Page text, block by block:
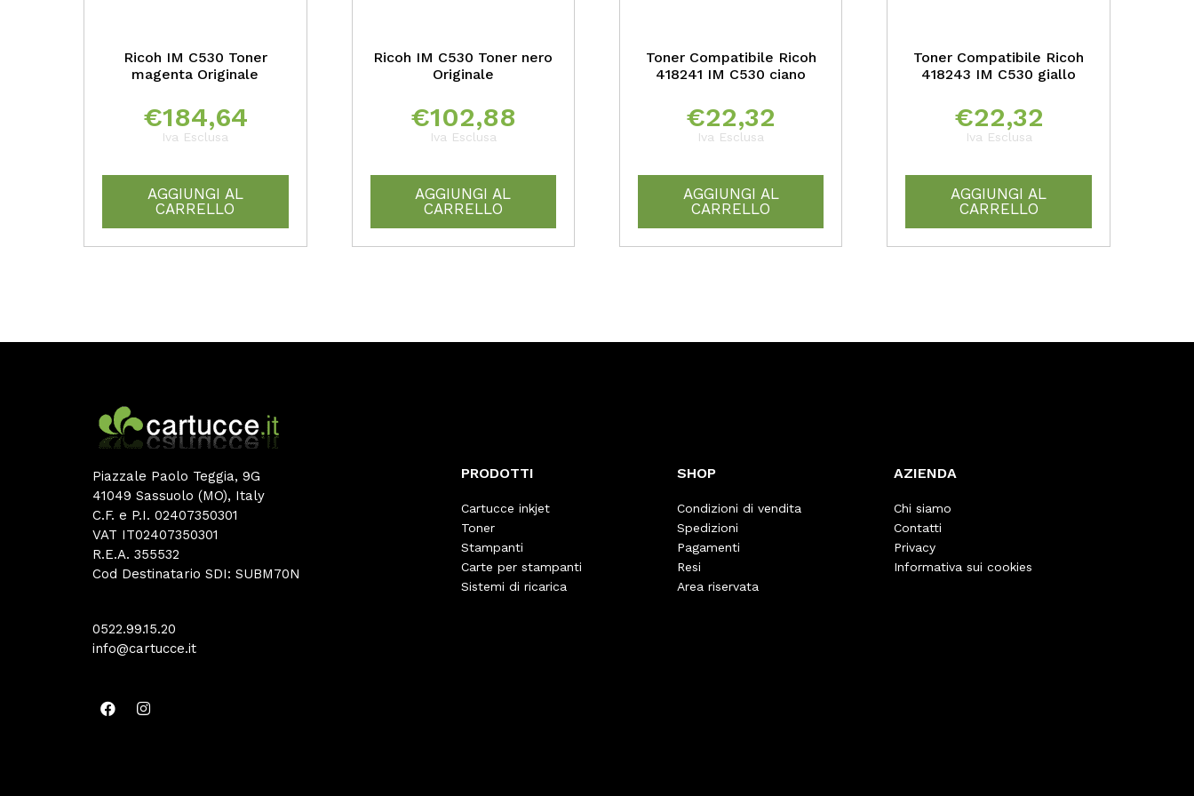
Ricoh IM C530 Toner
magenta Originale
€184,64
Iva Esclusa
AGGIUNGI AL
CARRELLO
Ricoh IM C530 Toner nero
Originale
€102,88
Iva Esclusa
AGGIUNGI AL
CARRELLO
Toner Compatibile Ricoh
418241 IM C530 ciano
€22,32
Iva Esclusa
AGGIUNGI AL
CARRELLO
Toner Compatibile Ricoh
418243 IM C530 giallo
€22,32
Iva Esclusa
AGGIUNGI AL
CARRELLO
Piazzale Paolo Teggia, 9G
41049 Sassuolo (MO), Italy
C.F. e P.I. 02407350301
VAT IT02407350301
R.E.A. 355532
Cod Destinatario SDI: SUBM70N
0522.99.15.20
info@cartucce.it
PRODOTTI
Cartucce inkjet
Toner
Stampanti
Carte per stampanti
Sistemi di ricarica
SHOP
Condizioni di vendita
Spedizioni
Pagamenti
Resi
Area riservata
AZIENDA
Chi siamo
Contatti
Privacy
Informativa sui cookies